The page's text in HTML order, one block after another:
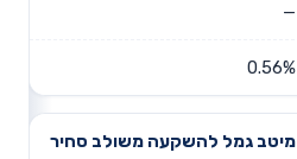
—
0.56%
מיטב גמל להשקעה משולב סחיר